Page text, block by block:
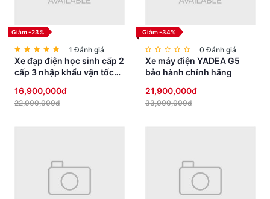
Giảm -23%
1 Đánh giá
Xe đạp điện học sinh cấp 2
cấp 3 nhập khẩu vận tốc
16,900,000đ
22,000,000đ
Giảm -34%
0 Đánh giá
Xe máy điện YADEA G5
bảo hành chính hãng
21,900,000đ
33,000,000đ